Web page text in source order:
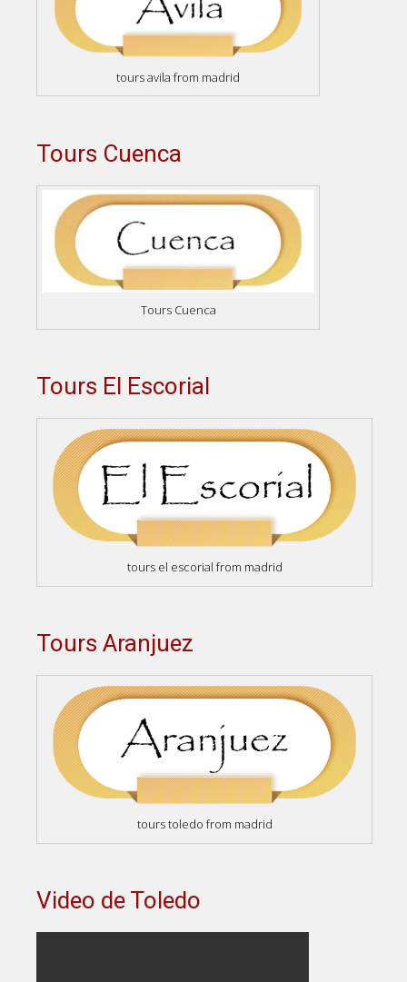
tours avila from madrid
Tours Cuenca
Tours Cuenca
Tours El Escorial
tours el escorial from madrid
Tours Aranjuez
tours toledo from madrid
Video de Toledo